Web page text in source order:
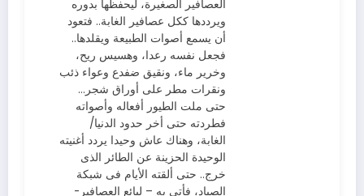
العصافير الصغيرة، ليحفظها بدوره
ويرددها ككل عصافير الغابة.. فتعود
أن يسمع أصوات الطبيعة ويقلدها..
فجعل نفسه رعدا، وهسيس ريح،
وخرير ماء، ونقيق ضفدع وعواء ذئب
ونقرات مطر على أوراق شجر…
حتى ملت الطيور أفعاله وأصواته
فطردته حتى أخر حدود الدنيا/
الغابة، وهناك عاش وحيدا يردد أغنيته
الوحيدة الحزينة عن الطائر الذى
خرج.. حتى ألقته الأيام فى شبكة
الصياد، فأتى به – لبائع العصافير-